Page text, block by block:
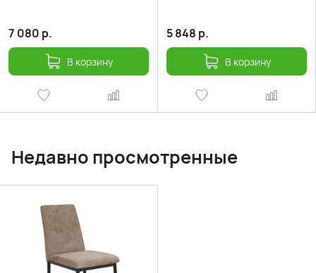
7 080 р.
В корзину
5 848 р.
В корзину
Недавно просмотренные